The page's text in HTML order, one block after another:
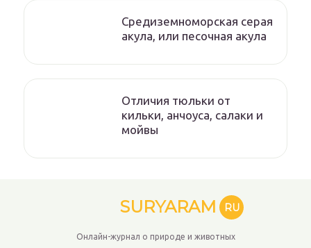
Средиземноморская серая
акула, или песочная акула
Отличия тюльки от
кильки, анчоуса, салаки и
мойвы
SURYARAM RU
Онлайн-журнал о природе и животных